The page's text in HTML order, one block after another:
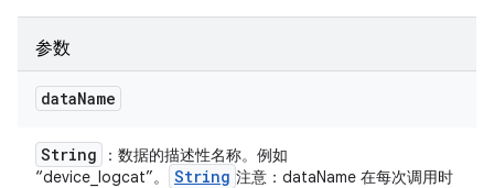
参数
dataName
String
：数据的描述性名称。例如
“device_logcat”。
String 注意：dataName 在每次调用时